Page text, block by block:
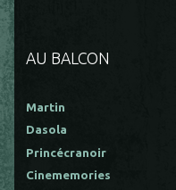
AU BALCON
Martin
Dasola
Princécranoir
Cinememories